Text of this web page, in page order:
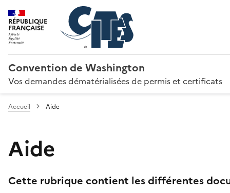
RÉPUBLIQUE
FRANÇAISE
Convention de Washington
Vos demandes dématérialisées de permis et certificats
Accueil Aide
Aide
Cette rubrique contient les différentes